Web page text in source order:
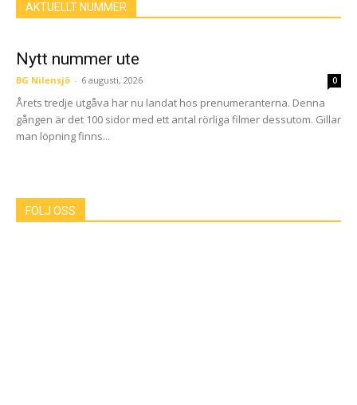
AKTUELLT NUMMER
Nytt nummer ute
BG Nilensjö - 6 augusti, 2026 0
Årets tredje utgåva har nu landat hos prenumeranterna. Denna
gången är det 100 sidor med ett antal rörliga filmer dessutom. Gillar
man löpning finns...
FÖLJ OSS